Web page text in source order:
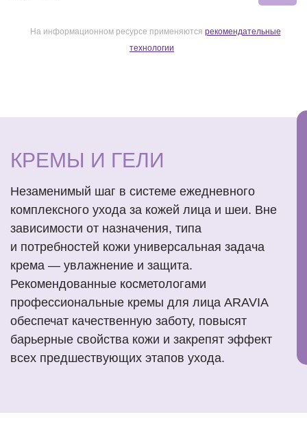
На информационном ресурсе применяются рекомендательные
технологии
КРЕМЫ И ГЕЛИ
Незаменимый шаг в системе ежедневного
комплексного ухода за кожей лица и шеи. Вне
зависимости от назначения, типа
и потребностей кожи универсальная задача
крема — увлажнение и защита.
Рекомендованные косметологами
профессиональные кремы для лица ARAVIA
обеспечат качественную заботу, повысят
барьерные свойства кожи и закрепят эффект
всех предшествующих этапов ухода.